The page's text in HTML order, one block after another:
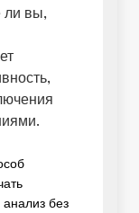
ли вы,
без